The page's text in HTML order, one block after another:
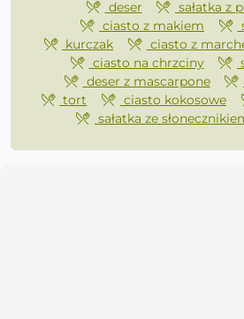
deser
sałatka z
ciasto z makiem
kurczak
ciasto z
ciasto na chrzciny
deser z mascarpone
tort
ciasto kokosowe
sałatka ze